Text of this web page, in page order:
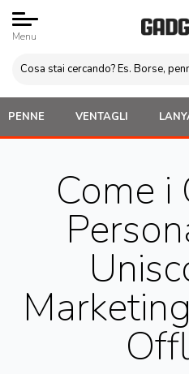
Menu
PENNE VENTAGLI
Come i